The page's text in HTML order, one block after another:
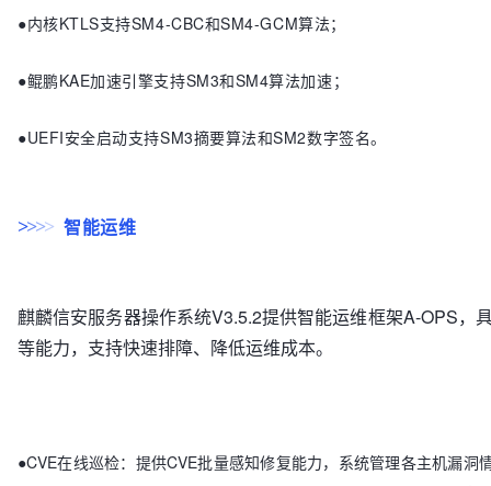
●内核KTLS支持SM4-CBC和SM4-GCM算法；
●鲲鹏KAE加速引擎支持SM3和SM4算法加速；
●UEFI安全启动支持SM3摘要算法和SM2数字签名。
>>>> 智能运维
麒麟信安服务器操作系统V3.5.2提供智能运维框架A-OPS，
等能力，支持快速排障、降低运维成本。
●CVE在线巡检：提供CVE批量感知修复能力，系统管理各主机漏洞